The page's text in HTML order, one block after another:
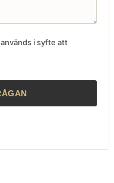
i syfte att